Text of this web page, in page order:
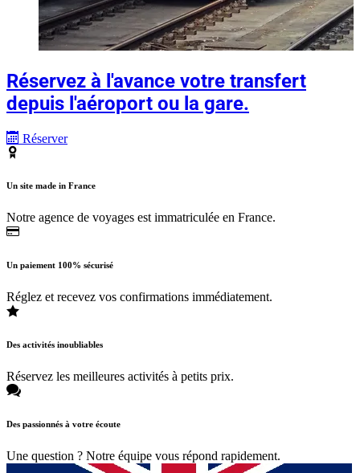
Réservez à l'avance votre transfert
depuis l'aéroport ou la gare.
Réserver
Un site made in France
Notre agence de voyages est immatriculée en France.
Un paiement 100% sécurisé
Réglez et recevez vos confirmations immédiatement.
Des activités inoubliables
Réservez les meilleures activités à petits prix.
Des passionnés à votre écoute
Une question ? Notre équipe vous répond rapidement.